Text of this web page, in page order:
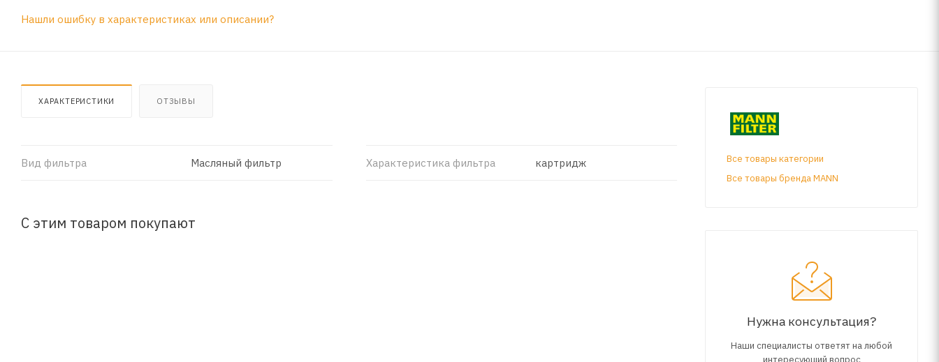
Нашли ошибку в характеристиках или описании?
ХАРАКТЕРИСТИКИ ОТЗЫВЫ
Вид фильтра Масляный фильтр Характеристика фильтра картридж
С этим товаром покупают
Все товары категории
Все товары бренда MANN
Нужна консультация?
Наши специалисты ответят на любой